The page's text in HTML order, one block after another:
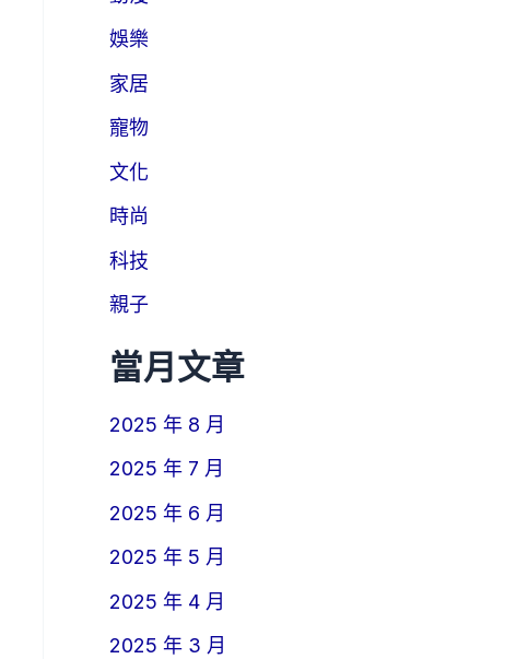
娛樂
家居
寵物
文化
時尚
科技
親子
當月文章
2025 年 8 月
2025 年 7 月
2025 年 6 月
2025 年 5 月
2025 年 4 月
2025 年 3 月